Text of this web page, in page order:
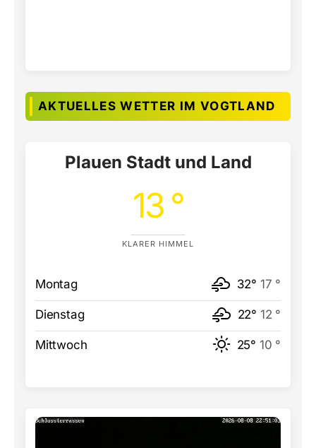
AKTUELLES WETTER IM VOGTLAND
Plauen Stadt und Land
13 °
KLARER HIMMEL
Montag 32° 17 °
Dienstag 22° 12 °
Mittwoch 25° 10 °